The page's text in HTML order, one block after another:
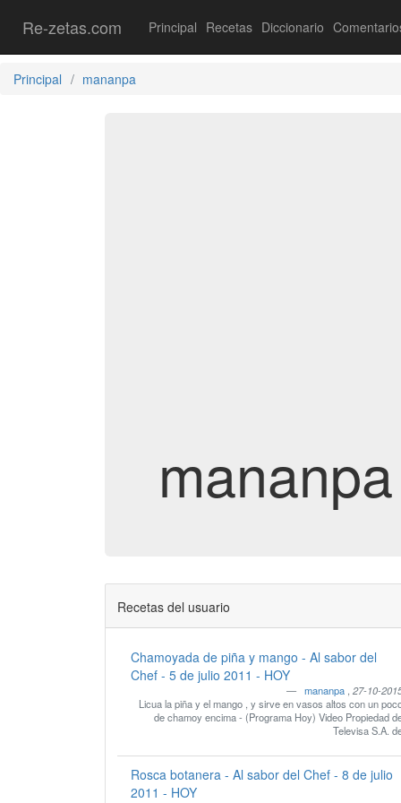
Re-zetas.com Principal Recetas Diccionario
Principal mananpa
mananpa
Recetas del usuario
Chamoyada de piña y mango - Al sabor del
Chef - 5 de julio 2011 - HOY
mananpa ,27-10-
Licua la piña y el mango , y sirve en vasos altos con un
de chamoy encima - (Programa Hoy) Video Propiedad
Televisa S.A.
Rosca botanera - Al sabor del Chef - 8 de julio
2011 - HOY